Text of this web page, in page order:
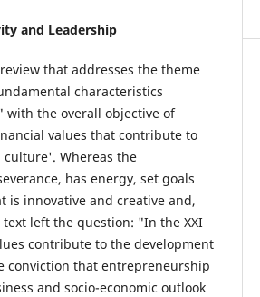
and Leadership
that addresses the theme
characteristics
with the overall objective of
values that contribute to
Whereas the
has energy, set goals
is innovative and creative and,
left the question: "In the XXI
contribute to the development
conviction that entrepreneurship
and socio-economic outlook